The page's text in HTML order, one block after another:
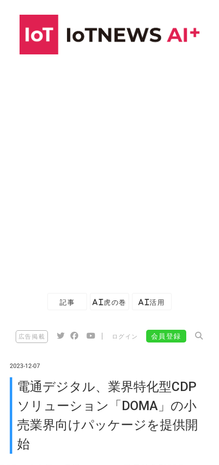
記事 AI虎の巻 AI活用
広告掲載 ログイン 会員登録
2023-12-07
電通デジタル、業界特化型CDP
ソリューション「DOMA」の小
売業界向けパッケージを提供開
始